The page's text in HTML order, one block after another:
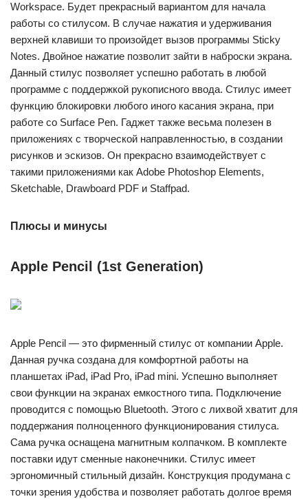
Workspace. Будет прекрасный вариантом для начала
работы со стилусом. В случае нажатия и удерживания
верхней клавиши то произойдет вызов программы Sticky
Notes. Двойное нажатие позволит зайти в наброски экрана.
Данный стилус позволяет успешно работать в любой
программе с поддержкой рукописного ввода. Стилус имеет
функцию блокировки любого иного касания экрана, при
работе со Surface Pen. Гаджет также весьма полезен в
приложениях с творческой направленностью, в создании
рисунков и эскизов. Он прекрасно взаимодействует с
такими приложениями как Adobe Photoshop Elements,
Sketchable, Drawboard PDF и Staffpad.
Плюсы и минусы
Apple Pencil (1st Generation)
Apple Pencil — это фирменный стилус от компании Apple.
Данная ручка создана для комфортной работы на
планшетах iPad, iPad Pro, iPad mini. Успешно выполняет
свои функции на экранах емкостного типа. Подключение
проводится с помощью Bluetooth. Этого с лихвой хватит для
поддержания полноценного функционирования стилуса.
Сама ручка оснащена магнитным колпачком. В комплекте
поставки идут сменные наконечники. Стилус имеет
эргономичный стильный дизайн. Конструкция продумана с
точки зрения удобства и позволяет работать долгое время